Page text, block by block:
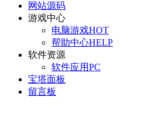
网站源码
游戏中心
电脑游戏HOT
帮助中心HELP
软件资源
软件应用PC
宝塔面板
留言板